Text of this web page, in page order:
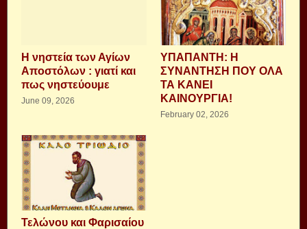
Η νηστεία των Αγίων
Αποστόλων : γιατί και
πως νηστεύουμε
June 09, 2026
ΥΠΑΠΑΝΤΗ: Η
ΣΥΝΑΝΤΗΣΗ ΠΟΥ ΟΛΑ
ΤΑ ΚΑΝΕΙ
ΚΑΙΝΟΥΡΓΙΑ!
February 02, 2026
Τελώνου και Φαρισαίου